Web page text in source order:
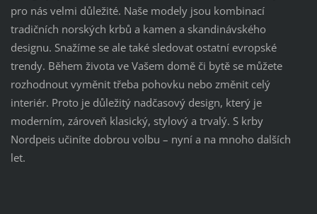
pro nás velmi důležité. Naše modely jsou kombinací
tradičních norských krbů a kamen a skandinávského
designu. Snažíme se ale také sledovat ostatní evropské
trendy. Během života ve Vašem domě či bytě se můžete
rozhodnout vyměnit třeba pohovku nebo změnit celý
interiér. Proto je důležitý nadčasový design, který je
moderním, zároveň klasický, stylový a trvalý. S krby
Nordpeis učiníte dobrou volbu – nyní a na mnoho dalších
let.